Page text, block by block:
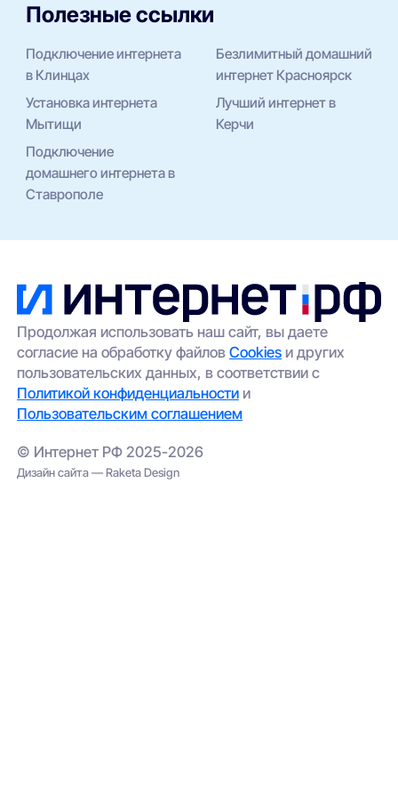
Полезные ссылки
Подключение интернета
в Клинцах
Безлимитный домашний
интернет Красноярск
Установка интернета
Мытищи
Лучший интернет в
Керчи
Подключение
домашнего интернета в
Ставрополе
Продолжая использовать наш сайт, вы даете
согласие на обработку файловCookies и других
пользовательских данных, в соответствии с
Политикой конфиденциальности и
Пользовательским соглашением
© Интернет РФ 2025-2026
Дизайн сайта — Raketa Design